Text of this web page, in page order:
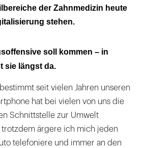
– Chancen und
Restaurationen als neue
in der Parodontologie
in der prothetisch-
Zahnmedizin
in der
der Zahnmedizin heute
stehen.
soll kommen – in
sie längst da.
seit vielen Jahren unseren
hat bei vielen von uns die
Schnittstelle zur Umwelt
ärgere ich mich jeden
telefoniere und immer an den